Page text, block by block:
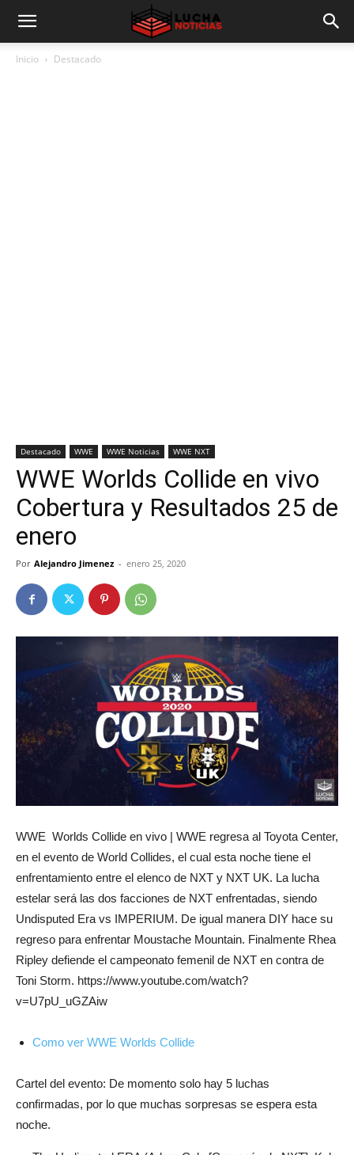
Inicio Destacado
Destacado WWE WWE Noticias WWE NXT
WWE Worlds Collide en vivo
Cobertura y Resultados 25 de
enero
Por Alejandro Jimenez - enero 25, 2020
WWE Worlds Collide en vivo | WWE regresa al Toyota Center,
en el evento de World Collides, el cual esta noche tiene el
enfrentamiento entre el elenco de NXT y NXT UK. La lucha
estelar será las dos facciones de NXT enfrentadas, siendo
Undisputed Era vs IMPERIUM. De igual manera DIY hace su
regreso para enfrentar Moustache Mountain. Finalmente Rhea
Ripley defiende el campeonato femenil de NXT en contra de
Toni Storm. https://www.youtube.com/watch?
v=U7pU_uGZAiw
Como ver WWE Worlds Collide
Cartel del evento: De momento solo hay 5 luchas
confirmadas, por lo que muchas sorpresas se espera esta
noche.